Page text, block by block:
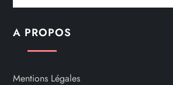
A PROPOS
Mentions Légales